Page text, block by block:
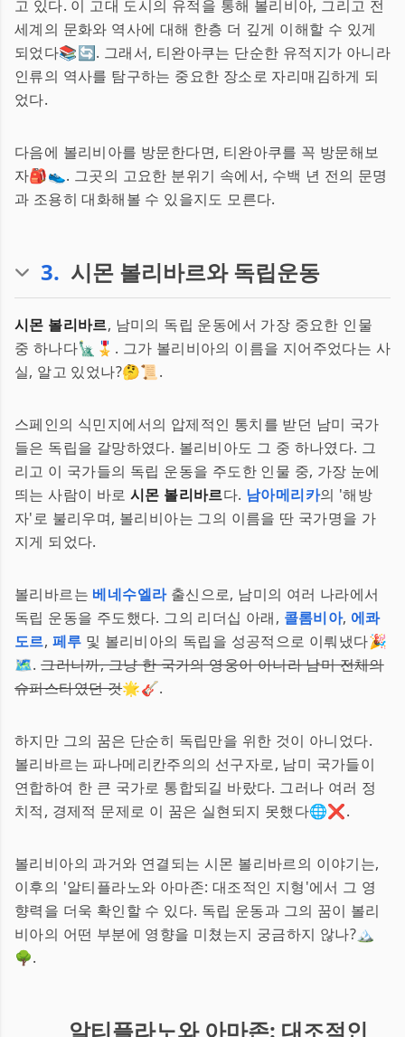
고 있다. 이 고대 도시의 유적을 통해 볼리비아, 그리고 전
세계의 문화와 역사에 대해 한층 더 깊게 이해할 수 있게
되었다📚🔄. 그래서, 티완아쿠는 단순한 유적지가 아니라
인류의 역사를 탐구하는 중요한 장소로 자리매김하게 되
었다.
다음에 볼리비아를 방문한다면, 티완아쿠를 꼭 방문해보
자🎒👟. 그곳의 고요한 분위기 속에서, 수백 년 전의 문명
과 조용히 대화해볼 수 있을지도 모른다.
3. 시몬 볼리바르와 독립운동
시몬 볼리바르, 남미의 독립 운동에서 가장 중요한 인물
중 하나다🗽🎖️. 그가 볼리비아의 이름을 지어주었다는 사
실, 알고 있었나?🤔📜.
스페인의 식민지에서의 압제적인 통치를 받던 남미 국가
들은 독립을 갈망하였다. 볼리비아도 그 중 하나였다. 그
리고 이 국가들의 독립 운동을 주도한 인물 중, 가장 눈에
띄는 사람이 바로 시몬 볼리바르다. 남아메리카의 '해방
자'로 불리우며, 볼리비아는 그의 이름을 딴 국가명을 가
지게 되었다.
볼리바르는 베네수엘라출신으로, 남미의 여러 나라에서
독립 운동을 주도했다. 그의 리더십 아래, 콜롬비아, 에콰
도르, 페루 및 볼리비아의 독립을 성공적으로 이뤄냈다🎉
🗺️.그러니까, 그냥 한 국가의 영웅이 아니라 남미 전체의
슈퍼스타였던 것🌟🎸.
하지만 그의 꿈은 단순히 독립만을 위한 것이 아니었다.
볼리바르는 파나메리칸주의의 선구자로, 남미 국가들이
연합하여 한 큰 국가로 통합되길 바랐다. 그러나 여러 정
치적, 경제적 문제로 이 꿈은 실현되지 못했다🌐❌.
볼리비아의 과거와 연결되는 시몬 볼리바르의 이야기는,
이후의 '알티플라노와 아마존: 대조적인 지형'에서 그 영
향력을 더욱 확인할 수 있다. 독립 운동과 그의 꿈이 볼리
비아의 어떤 부분에 영향을 미쳤는지 궁금하지 않나?🏔️
🌳.
알티플라노와 아마존: 대조적인